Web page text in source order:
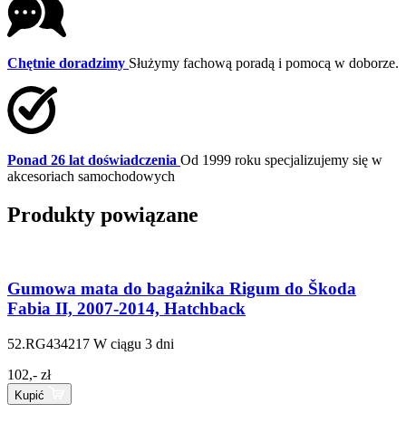
Chętnie doradzimy Służymy fachową poradą i pomocą w doborze.
Ponad 26 lat doświadczenia Od 1999 roku specjalizujemy się w
akcesoriach samochodowych
Produkty powiązane
Gumowa mata do bagażnika Rigum do Škoda
Fabia II, 2007-2014, Hatchback
52.RG434217 W ciągu 3 dni
102,- zł
Kupić